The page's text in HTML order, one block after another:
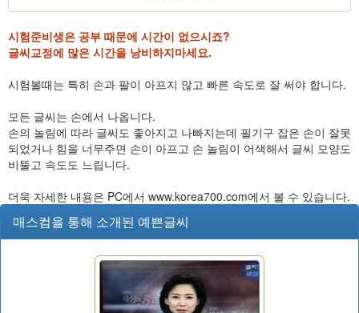
시험준비생은 공부 때문에 시간이 없으시죠?
글씨교정에 많은 시간을 낭비하지마세요.
시험볼때는 특히 손과 팔이 아프지 않고 빠른 속도로 잘 써야 합니다.
모든 글씨는 손에서 나옵니다.
손의 놀림에 따라 글씨도 좋아지고 나빠지는데 필기구 잡은 손이 잘못
되었거나 힘을 너무주면 손이 아프고 손 놀림이 어색해서 글씨 모양도
비뚤고 속도도 느립니다.
더욱 자세한 내용은 PC에서 www.korea700.com에서 볼 수 있습니다.
매스컴을 통해 소개된 예쁜글씨